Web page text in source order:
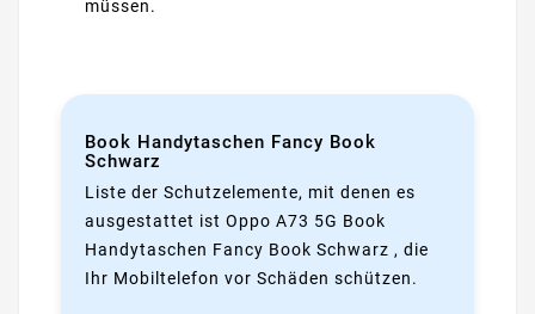
müssen.
Book Handytaschen Fancy Book
Schwarz
Liste der Schutzelemente, mit denen es
ausgestattet ist Oppo A73 5G Book
Handytaschen Fancy Book Schwarz , die
Ihr Mobiltelefon vor Schäden schützen.